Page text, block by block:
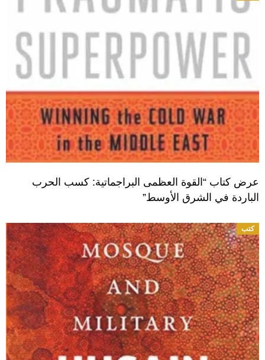
عرض كتاب “القوة العظمى البراجماتية: كسب الحرب
الباردة في الشرق الأوسط”
كتب